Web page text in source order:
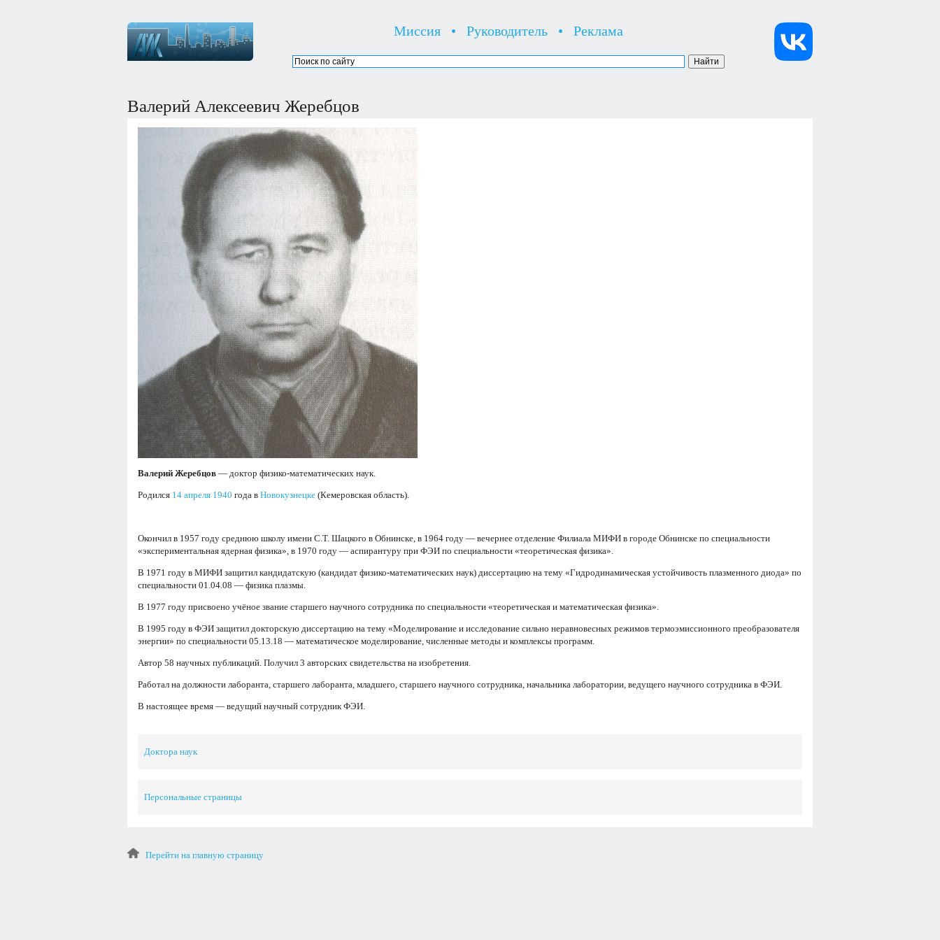
Миссия • Руководитель • Реклама
Валерий Алексеевич Жеребцов
Валерий Жеребцов — доктор физико-математических наук.
Родился 14 апреля 1940 года в Новокузнецке (Кемеровская область).
Окончил в 1957 году среднюю школу имени С.Т. Шацкого в Обнинске, в 1964 году — вечернее отделение Филиала МИФИ в городе Обнинске по специальности
«экспериментальная ядерная физика», в 1970 году — аспирантуру при ФЭИ по специальности «теоретическая физика».
В 1971 году в МИФИ защитил кандидатскую (кандидат физико-математических наук) диссертацию на тему «Гидродинамическая устойчивость плазменного диода» по
специальности 01.04.08 — физика плазмы.
В 1977 году присвоено учёное звание старшего научного сотрудника по специальности «теоретическая и математическая физика».
В 1995 году в ФЭИ защитил докторскую диссертацию на тему «Моделирование и исследование сильно неравновесных режимов термоэмиссионного преобразователя
энергии» по специальности 05.13.18 — математическое моделирование, численные методы и комплексы программ.
Автор 58 научных публикаций. Получил 3 авторских свидетельства на изобретения.
Работал на должности лаборанта, старшего лаборанта, младшего, старшего научного сотрудника, начальника лаборатории, ведущего научного сотрудника в ФЭИ.
В настоящее время — ведущий научный сотрудник ФЭИ.
Доктора наук
Персональные страницы
Перейти на главную страницу